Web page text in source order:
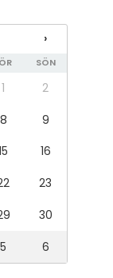
›
SÖN
1
2
8
9
16
23
30
5 6